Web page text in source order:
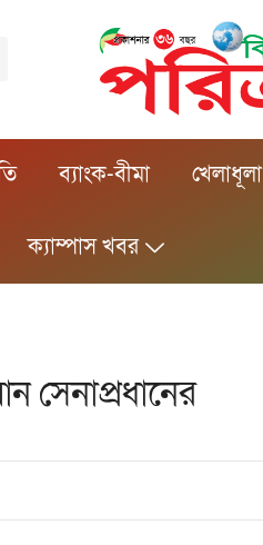
ব্যাংক-বীমা খেলাধূলা
ক্যাম্পাস খবর
সেনাপ্রধানের